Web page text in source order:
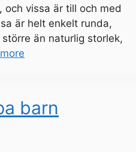
vissa är till och med
är helt enkelt runda,
än naturlig storlek,
barn